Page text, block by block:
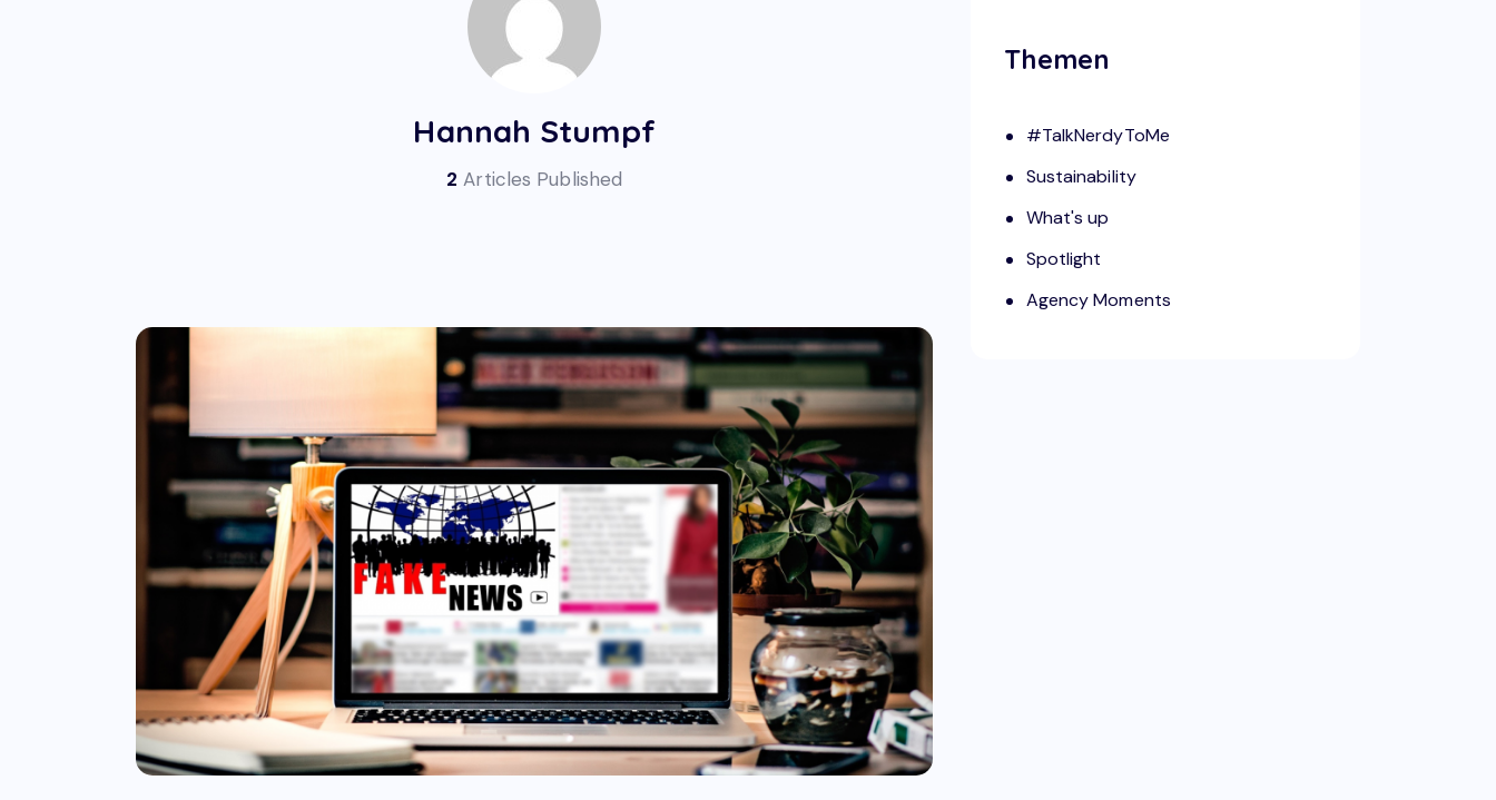
Hannah Stumpf
2 Articles Published
Themen
#TalkNerdyToMe
Sustainability
What's up
Spotlight
Agency Moments